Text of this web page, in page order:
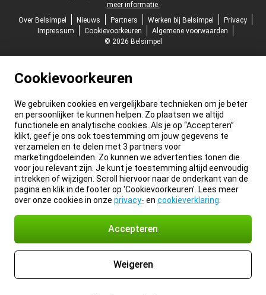
meer informatie.
Over Belsimpel
Nieuws Partners Werken bij Belsimpel
Privacy
Impressum
Cookievoorkeuren
Algemene voorwaarden
© 2026 Belsimpel
Cookievoorkeuren
We gebruiken cookies en vergelijkbare technieken om je beter
en persoonlijker te kunnen helpen. Zo plaatsen we altijd
functionele en analytische cookies. Als je op “Accepteren”
klikt, geef je ons ook toestemming om jouw gegevens te
verzamelen en te delen met 3 partners voor
marketingdoeleinden. Zo kunnen we advertenties tonen die
voor jou relevant zijn. Je kunt je toestemming altijd eenvoudig
intrekken of wijzigen. Scroll hiervoor naar de onderkant van de
pagina en klik in de footer op 'Cookievoorkeuren'. Lees meer
over onze cookies in onze privacy- en cookieverklaring
Accepteren
Weigeren